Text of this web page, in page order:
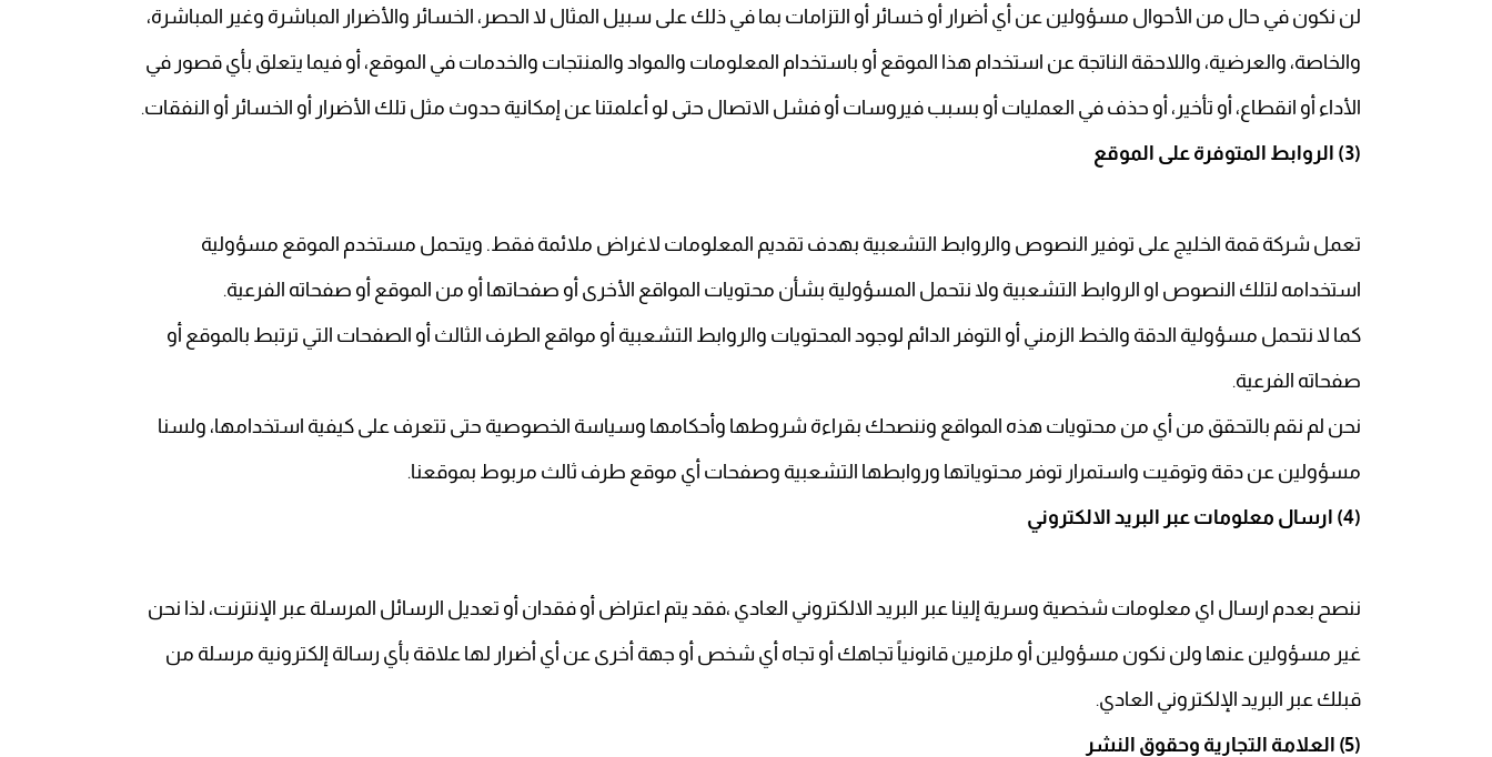
لن نكون في حال من الأحوال مسؤولين عن أي أضرار أو خسائر أو التزامات بما في ذلك على سبيل المثال لا الحصر، الخسائر والأضرار المباشرة وغير المباشرة،
والخاصة، والعرضية، واللاحقة الناتجة عن استخدام هذا الموقع أو باستخدام المعلومات والمواد والمنتجات والخدمات في الموقع، أو فيما يتعلق بأي قصور في
الأداء أو انقطاع، أو تأخير، أو حذف في العمليات أو بسبب فيروسات أو فشل الاتصال حتى لو أعلمتنا عن إمكانية حدوث مثل تلك الأضرار أو الخسائر أو النفقات.
(3) الروابط المتوفرة على الموقع
تعمل شركة قمة الخليج على توفير النصوص والروابط التشعبية بهدف تقديم المعلومات لاغراض ملائمة فقط. ويتحمل مستخدم الموقع مسؤولية
استخدامه لتلك النصوص او الروابط التشعبية ولا نتحمل المسؤولية بشأن محتويات المواقع الأخرى أو صفحاتها أو من الموقع أو صفحاته الفرعية.
كما لا نتحمل مسؤولية الدقة والخط الزمني أو التوفر الدائم لوجود المحتويات والروابط التشعبية أو مواقع الطرف الثالث أو الصفحات التي ترتبط بالموقع أو
صفحاته الفرعية.
نحن لم نقم بالتحقق من أي من محتويات هذه المواقع وننصحك بقراءة شروطها وأحكامها وسياسة الخصوصية حتى تتعرف على كيفية استخدامها، ولسنا
مسؤولين عن دقة وتوقيت واستمرار توفر محتوياتها وروابطها التشعبية وصفحات أي موقع طرف ثالث مربوط بموقعنا.
(4) ارسال معلومات عبر البريد الالكتروني
ننصح بعدم ارسال اي معلومات شخصية وسرية إلينا عبر البريد الالكتروني العادي ،فقد يتم اعتراض أو فقدان أو تعديل الرسائل المرسلة عبر الإنترنت، لذا نحن
غير مسؤولين عنها ولن نكون مسؤولين أو ملزمين قانونياً تجاهك أو تجاه أي شخص أو جهة أخرى عن أي أضرار لها علاقة بأي رسالة إلكترونية مرسلة من
قبلك عبر البريد الإلكتروني العادي.
(5) العلامة التجارية وحقوق النشر